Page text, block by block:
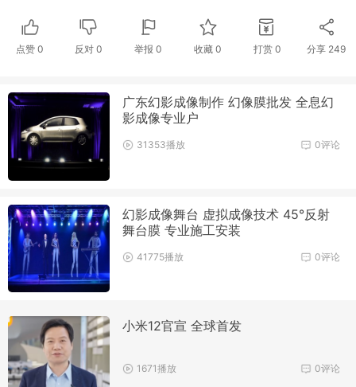
点赞 0 反对0 举报 0 收藏 0 打赏 0 分享 249
广东幻影成像制作 幻像膜批发 全息幻
影成像专业户
0评论
31353播放
幻影成像舞台 虚拟成像技术 45°反射
舞台膜 专业施工安装
0评论
41775播放
小米12官宣 全球首发
0评论
1671播放